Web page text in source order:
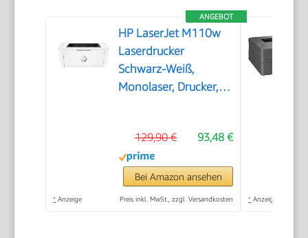
ANGEBOT
HP LaserJet M110w
Laserdrucker
Schwarz-Weiß,
Monolaser, Drucker,
drucken, Auto-
On/Auto-Off-
Technologie
93,48 €
129,90 €
Bei Amazon ansehen
* Anzeige Preis inkl. MwSt., zzgl. Versandkosten * Anzeige